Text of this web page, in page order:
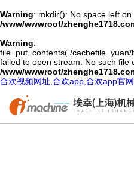
Warning: mkdir(): No space left on
/www/wwwroot/
Warning:
file_put_contents(./
failed to open stream: No such file
/www/wwwroot/
合欢视频网址,合欢app,合欢app官